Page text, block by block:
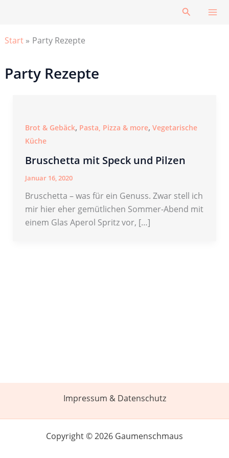
Suchen
Start Party Rezepte
Party Rezepte
Brot & Gebäck, Pasta, Pizza & more, Vegetarische
Küche
Bruschetta mit Speck und Pilzen
Januar 16, 2020
Bruschetta – was für ein Genuss. Zwar stell ich
mir hier eher gemütlichen Sommer-Abend mit
einem Glas Aperol Spritz vor, […]
Impressum & Datenschutz
Copyright © 2026 Gaumenschmaus